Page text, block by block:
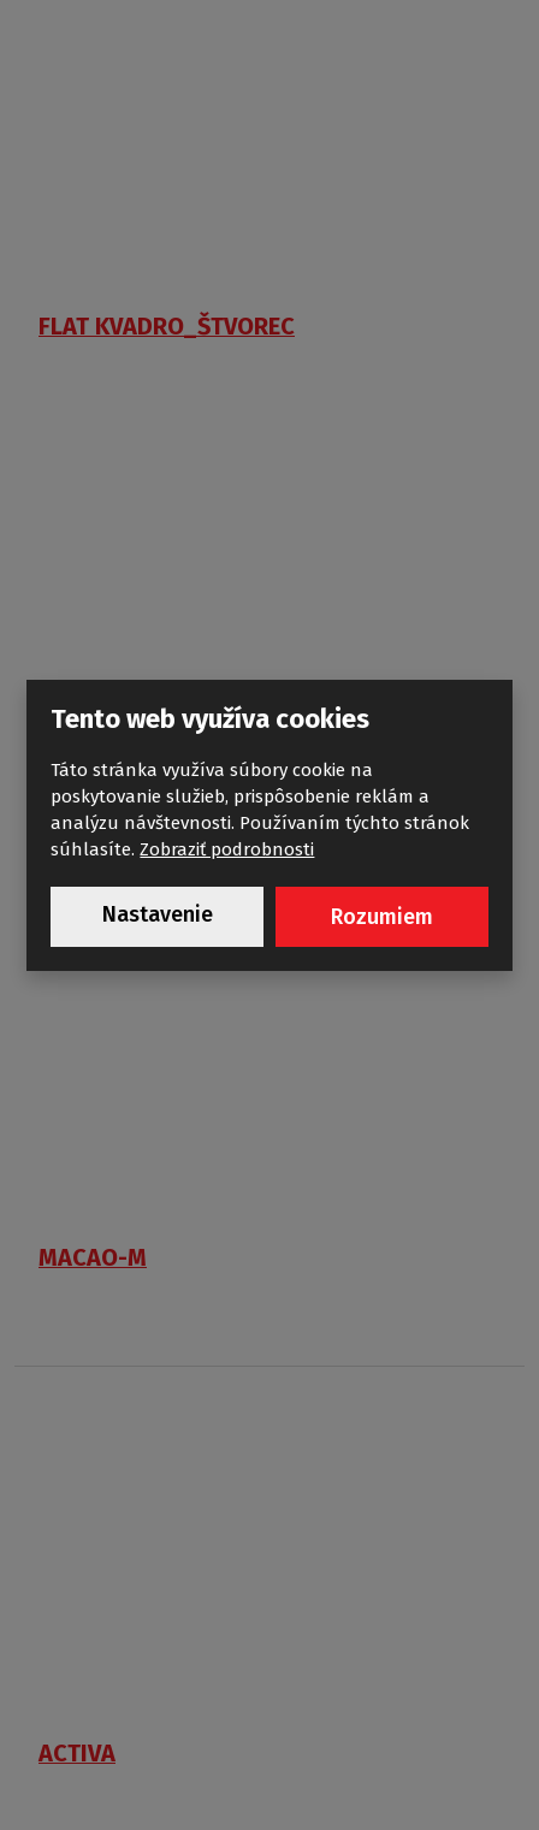
FLAT KVADRO_ŠTVOREC
LLDO2
MACAO-M
ACTIVA
Tento web využíva cookies
Táto stránka využíva súbory cookie na
poskytovanie služieb, prispôsobenie reklám a
analýzu návštevnosti. Používaním týchto stránok
súhlasíte.Zobraziť podrobnosti
Nastavenie Rozumiem